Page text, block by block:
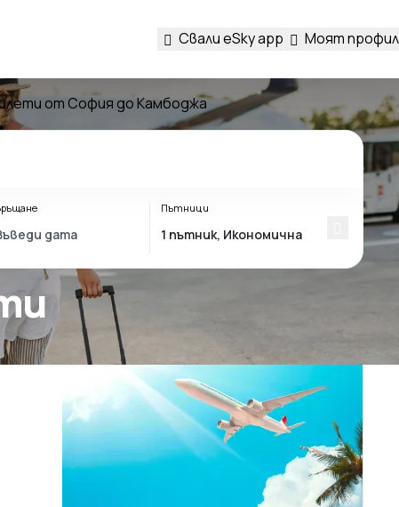
Свали eSky app Моят профил
от София до Камбоджа
Пътници